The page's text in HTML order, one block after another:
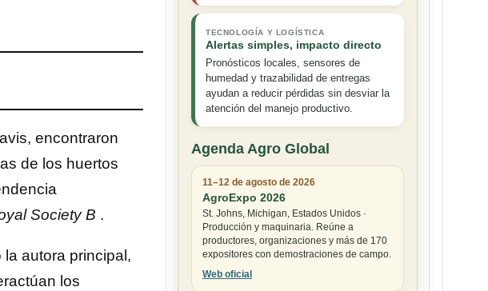
encontraron
de los huertos
Society B .
autora principal,
los
TECNOLOGÍA Y LOGÍSTICA
Alertas simples, impacto directo
Pronósticos locales, sensores de
humedad y trazabilidad de entregas
ayudan a reducir pérdidas sin desviar la
atención del manejo productivo.
Agenda Agro Global
11–12 de agosto de 2026
AgroExpo 2026
St. Johns, Michigan, Estados Unidos ·
Producción y maquinaria. Reúne a
productores, organizaciones y más de 170
expositores con demostraciones de campo.
Web oficial